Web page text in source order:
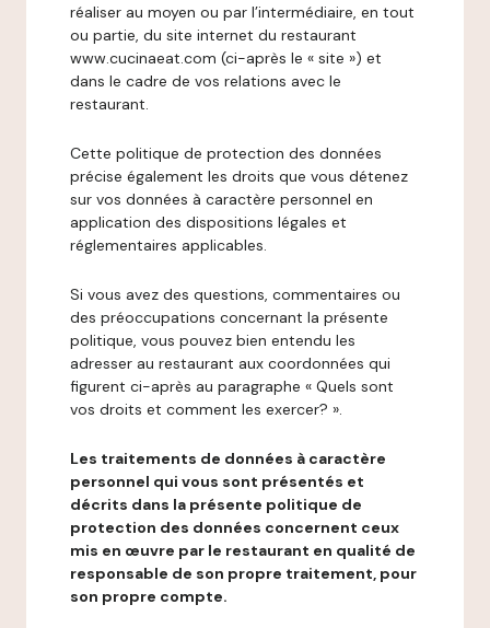
réaliser au moyen ou par l’intermédiaire, en tout
ou partie, du site internet du restaurant
www.cucinaeat.com (ci-après le « site ») et
dans le cadre de vos relations avec le
restaurant.
Cette politique de protection des données
précise également les droits que vous détenez
sur vos données à caractère personnel en
application des dispositions légales et
réglementaires applicables.
Si vous avez des questions, commentaires ou
des préoccupations concernant la présente
politique, vous pouvez bien entendu les
adresser au restaurant aux coordonnées qui
figurent ci-après au paragraphe « Quels sont
vos droits et comment les exercer? ».
Les traitements de données à caractère
personnel qui vous sont présentés et
décrits dans la présente politique de
protection des données concernent ceux
mis en œuvre par le restaurant en qualité de
responsable de son propre traitement, pour
son propre compte.